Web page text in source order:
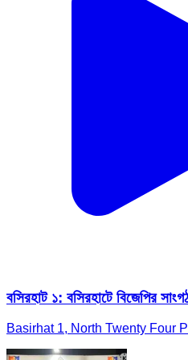
বসিরহাট ১: বসিরহাটে বিজেপির
Basirhat 1, North Twenty Four